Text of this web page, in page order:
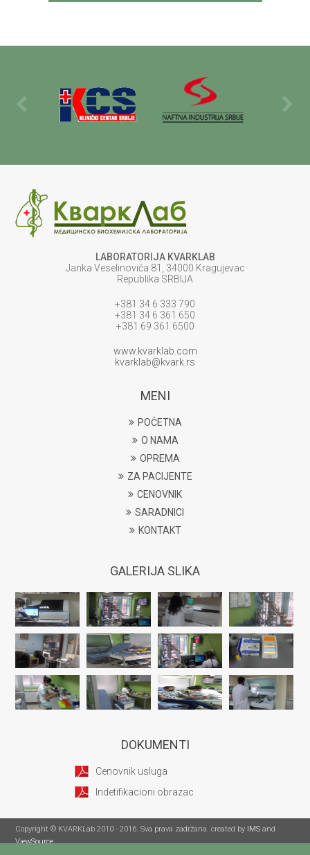
LABORATORIJA KVARKLAB
Janka Veselinovića 81, 34000 Kragujevac
Republika SRBIJA
+381 34 6 333 790
+381 34 6 361 650
+381 69 361 6500
www.kvarklab.com
kvarklab@kvark.rs
MENI
POČETNA
O NAMA
OPREMA
ZA PACIJENTE
CENOVNIK
SARADNICI
KONTAKT
GALERIJA SLIKA
DOKUMENTI
Cenovnik usluga
Indetifikacioni obrazac
Copyright © KVARKLab 2010 - 2016. Sva prava zadržana. created by IMS and
ViewSource